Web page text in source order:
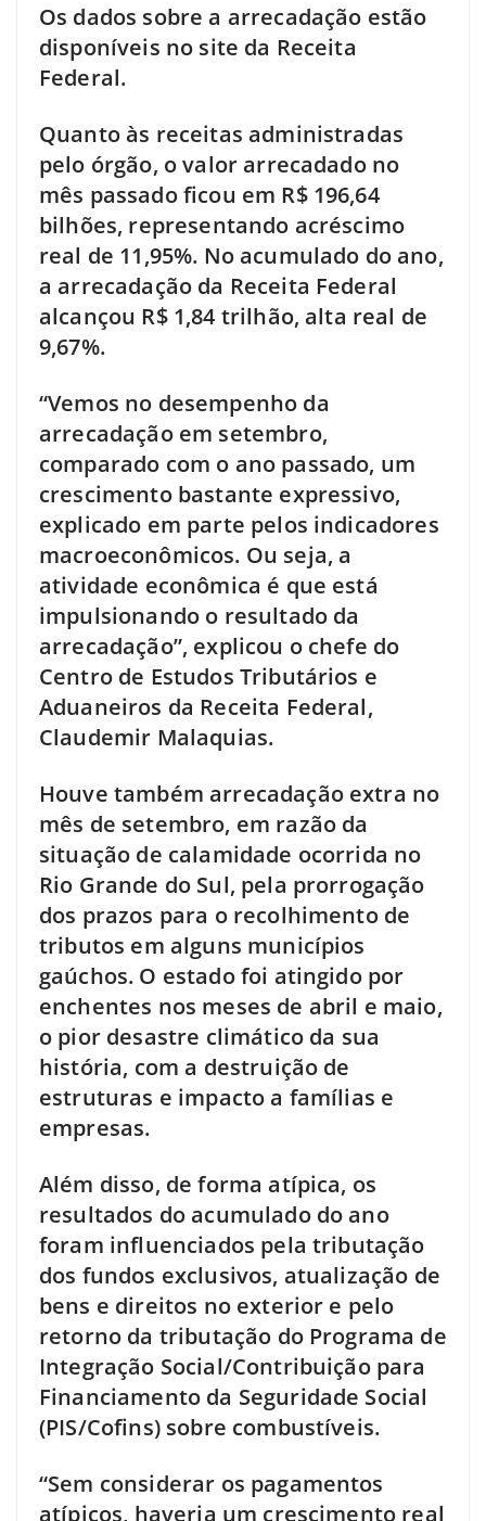
Os dados sobre a arrecadação estão
disponíveis no site da Receita
Federal.
Quanto às receitas administradas
pelo órgão, o valor arrecadado no
mês passado ficou em R$ 196,64
bilhões, representando acréscimo
real de 11,95%. No acumulado do ano,
a arrecadação da Receita Federal
alcançou R$ 1,84 trilhão, alta real de
9,67%.
“Vemos no desempenho da
arrecadação em setembro,
comparado com o ano passado, um
crescimento bastante expressivo,
explicado em parte pelos indicadores
macroeconômicos. Ou seja, a
atividade econômica é que está
impulsionando o resultado da
arrecadação”, explicou o chefe do
Centro de Estudos Tributários e
Aduaneiros da Receita Federal,
Claudemir Malaquias.
Houve também arrecadação extra no
mês de setembro, em razão da
situação de calamidade ocorrida no
Rio Grande do Sul, pela prorrogação
dos prazos para o recolhimento de
tributos em alguns municípios
gaúchos. O estado foi atingido por
enchentes nos meses de abril e maio,
o pior desastre climático da sua
história, com a destruição de
estruturas e impacto a famílias e
empresas.
Além disso, de forma atípica, os
resultados do acumulado do ano
foram influenciados pela tributação
dos fundos exclusivos, atualização de
bens e direitos no exterior e pelo
retorno da tributação do Programa de
Integração Social/Contribuição para
Financiamento da Seguridade Social
(PIS/Cofins) sobre combustíveis.
“Sem considerar os pagamentos
atípicos, haveria um crescimento real